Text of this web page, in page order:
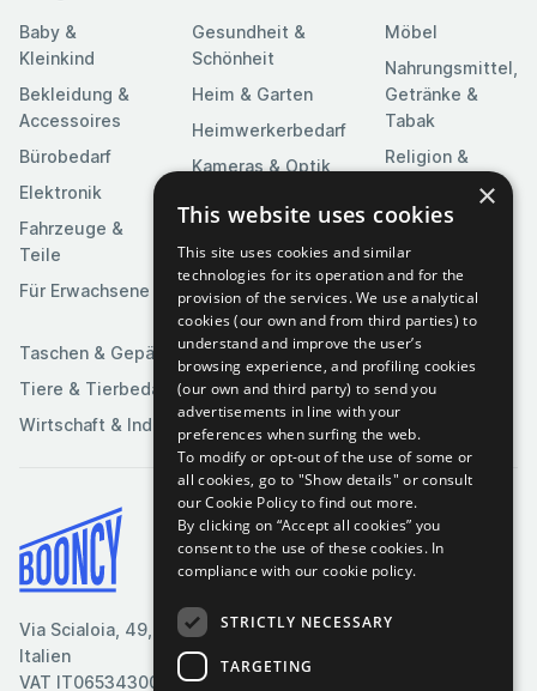
Baby &
Kleinkind
Bekleidung &
Accessoires
Bürobedarf
Elektronik
Fahrzeuge &
Teile
Für Erwachsene
Gesundheit &
Schönheit
Heim & Garten
Heimwerkerbedarf
Kameras & Optik
Kunst &
Unterhaltung
Medien
Möbel
Nahrungsmittel,
Getränke &
Tabak
Religion &
Feierlichkeiten
Software
Spielzeuge &
Spiele
Sportartikel
Taschen & Gepäck
Tiere & Tierbedarf
Wirtschaft & Industrie
Via Scialoia, 49, Florenz,
Italien
VAT IT06534300485
Bedingungen & Konditionen
Cookie-Richtlinie
Datenschutzrichtlinie
×
This website uses cookies
This site uses cookies and similar
technologies for its operation and for the
provision of the services. We use analytical
cookies (our own and from third parties) to
understand and improve the user’s
browsing experience, and profiling cookies
(our own and third party) to send you
advertisements in line with your
preferences when surfing the web.
To modify or opt-out of the use of some or
all cookies, go to "Show details" or consult
our Cookie Policy to find out more.
By clicking on “Accept all cookies” you
consent to the use of these cookies. In
compliance with our cookie policy.
STRICTLY NECESSARY
TARGETING